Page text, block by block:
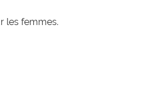
les femmes.